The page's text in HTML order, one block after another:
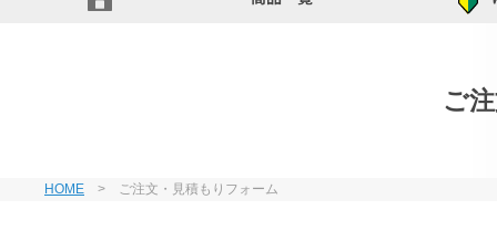
ご
HOME > ご注文・見積もりフォーム